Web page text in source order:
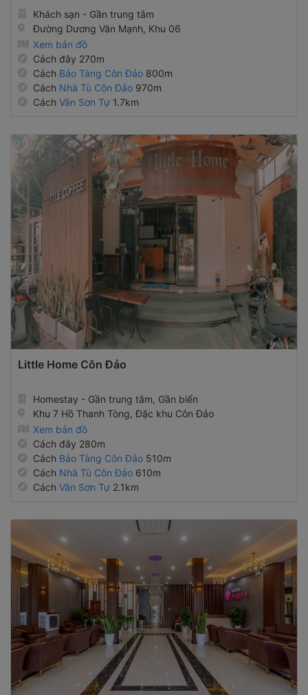
Khách sạn - Gần trung tâm
Đường Dương Văn Mạnh, Khu 06
Xem bản đồ
Cách đây 270m
Cách Bảo Tàng Côn Đảo 800m
Cách Nhà Tù Côn Đảo 970m
Cách Vân Sơn Tự 1.7km
Little Home Côn Đảo
Homestay - Gần trung tâm, Gần biển
Khu 7 Hồ Thanh Tòng, Đặc khu Côn Đảo
Xem bản đồ
Cách đây 280m
Cách Bảo Tàng Côn Đảo 510m
Cách Nhà Tù Côn Đảo 610m
Cách Vân Sơn Tự 2.1km